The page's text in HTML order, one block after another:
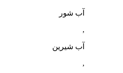
آب شور
,
آب شیرین
,